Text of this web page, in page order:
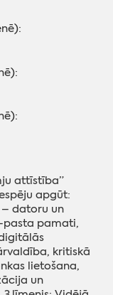
attīstība”
apgūt:
datoru un
pasta pamati,
kritiskā
lietošana,
un